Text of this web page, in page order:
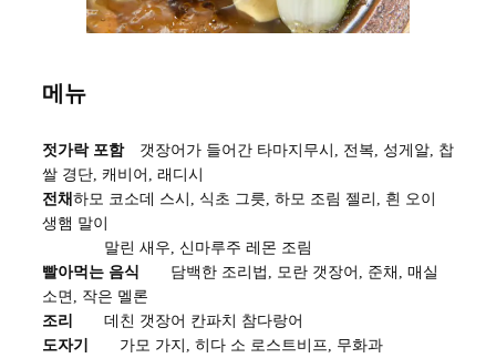
메뉴
젓가락 포함갯장어가 들어간 타마지무시, 전복, 성게알, 찹
쌀 경단, 캐비어, 래디시
전채하모 코소데 스시, 식초 그릇, 하모 조림 젤리, 흰 오이
생햄 말이
말린 새우, 신마루주 레몬 조림
빨아먹는 음식
담백한 조리법, 모란 갯장어, 준채, 매실
소면, 작은 멜론
조리
데친 갯장어 칸파치 참다랑어
도자기
가모 가지, 히다 소 로스트비프, 무화과